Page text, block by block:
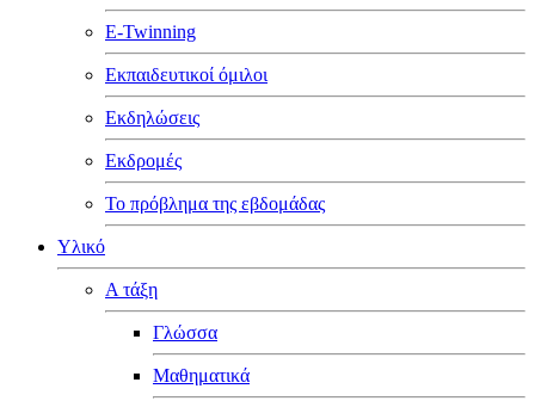
E-Twinning
Εκπαιδευτικοί όμιλοι
Εκδηλώσεις
Εκδρομές
Το πρόβλημα της εβδομάδας
Υλικό
Α τάξη
Γλώσσα
Μαθηματικά